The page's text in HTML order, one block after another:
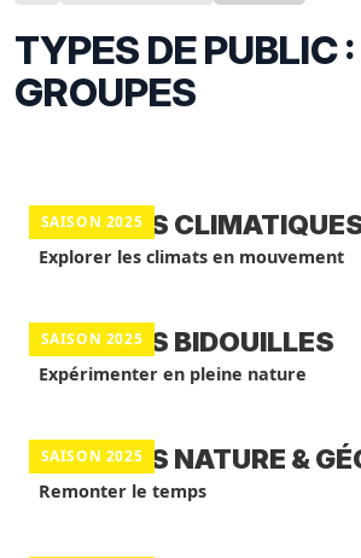
TYPES DE PUBLIC :
GROUPES
SAISON 2025
BALADES
Explorer les climats en mouvement
SAISON 2025
BALADES BIDOUILLES
Expérimenter en pleine nature
SAISON 2025
BALADES NATURE &
Remonter le temps